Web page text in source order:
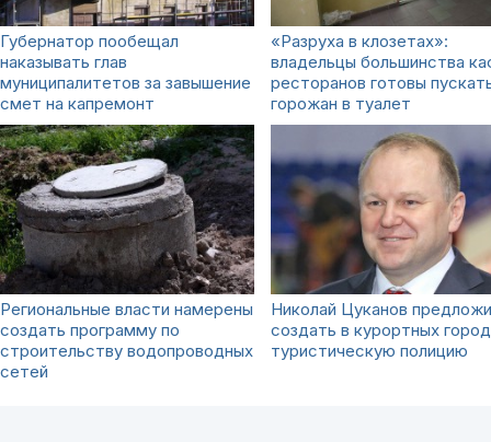
Губернатор пообещал
наказывать глав
муниципалитетов за завышение
смет на капремонт
«Разруха в клозетах»:
владельцы большинства
ресторанов готовы
горожан в туалет
Региональные власти намерены
создать программу по
строительству водопроводных
сетей
Николай Цуканов
создать в курортных
туристическую полицию